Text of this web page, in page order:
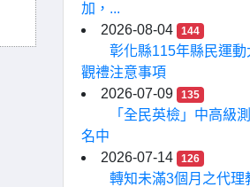
加，...
2026-08-04
144
彰化縣115年縣民運動
觀禮注意事項
2026-07-09
135
「全民英檢」中高級
名中
2026-07-14
126
轉知未滿3個月之代理